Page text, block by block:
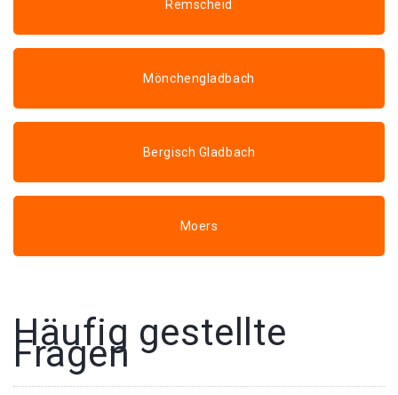
Remscheid
Mönchengladbach
Bergisch Gladbach
Moers
Häufig gestellte
Fragen